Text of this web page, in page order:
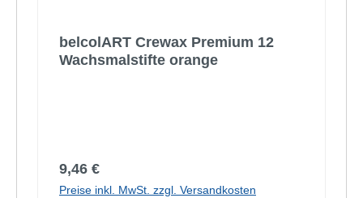
belcolART Crewax Premium 12
Wachsmalstifte orange
Regulärer Preis:
9,46 €
Preise inkl. MwSt. zzgl. Versandkosten